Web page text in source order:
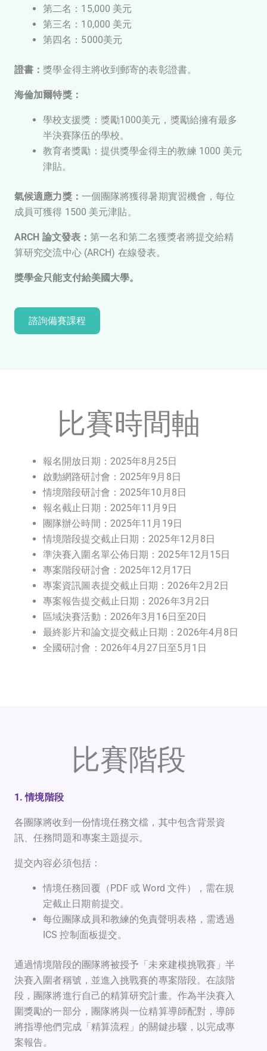
第二名：15,000 美元
第三名：10,000 美元
第四名：5000美元
證書： 獎學金得主將收到郵寄的表彰證書。
海倫加爾特獎：
學校支援獎：獎勵1000美元，獎勵給擁有最多
半決賽隊伍的學校。
教育者獎勵：提供獎學金得主的教練 1000 美元
津貼。
氣候適應力獎： 一個團隊將獲得暑期實習機會，每位
成員可獲得 1500 美元津貼。
ARCH 論文發表： 第一名和第二名獲獎者將提交給精
算研究交流中心 (ARCH) 在線發表。
獎學金只能支付給美國大學。
諮詢備賽課程
比賽時間軸
報名開放日期：2025年8月25日
啟動網路研討會：2025年9月8日
情境階段研討會：2025年10月8日
報名截止日期：2025年11月9日
團隊辦公時間：2025年11月19日
情境階段提交截止日期：2025年12月8日
準決賽入圍名單公佈日期：2025年12月15日
專案階段研討會：2025年12月17日
專案資訊圖表提交截止日期：2026年2月2日
專案報告提交截止日期：2026年3月2日
區域決賽活動：2026年3月16日至20日
最終影片和論文提交截止日期：2026年4月8日
全國研討會：2026年4月27日至5月1日
比賽階段
1. 情境階段
各團隊將收到一份情境任務文檔，其中包含背景資
訊、任務問題和專案主題提示。
提交內容必須包括：
情境任務回覆（PDF 或 Word 文件），需在規
定截止日期前提交。
每位團隊成員和教練的免責聲明表格，需透過
ICS 控制面板提交。
通過情境階段的團隊將被授予「未來建模挑戰賽」半
決賽入圍者稱號，並進入挑戰賽的專案階段。在該階
段，團隊將進行自己的精算研究計畫。作為半決賽入
圍獎勵的一部分，團隊將與一位精算導師配對，導師
將指導他們完成「精算流程」的關鍵步驟，以完成專
案報告。